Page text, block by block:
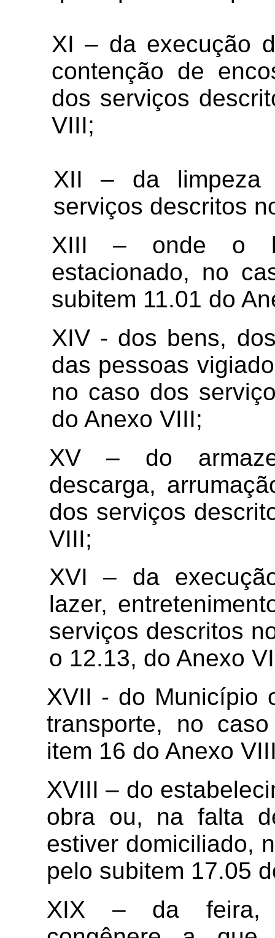
XI – da execução
contenção de
dos serviços
VIII;
XII – da limpeza
serviços descritos
XIII – onde o
estacionado, no
subitem 11.01 do
XIV - dos bens,
das pessoas
no caso dos
do Anexo VIII;
XV – do
descarga,
dos serviços
VIII;
XVI – da
lazer,
serviços descritos
o 12.13, do Anexo
XVII - do Município
transporte, no
item 16 do Anexo
XVIII – do
obra ou, na falta
estiver domiciliado,
pelo subitem 17.05
XIX – da feira,